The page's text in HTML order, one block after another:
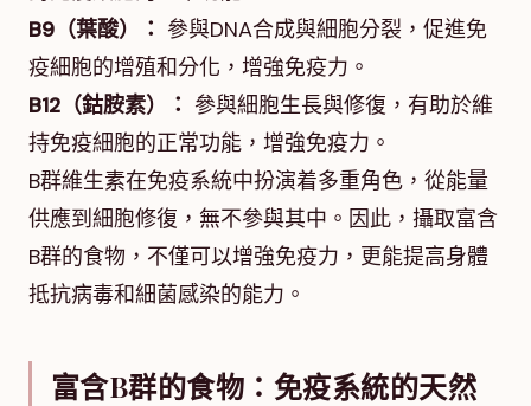
B9（葉酸）： 參與DNA合成與細胞分裂，促進免
疫細胞的增殖和分化，增強免疫力。
B12（鈷胺素）： 參與細胞生長與修復，有助於維
持免疫細胞的正常功能，增強免疫力。
B群維生素在免疫系統中扮演着多重角色，從能量
供應到細胞修復，無不參與其中。因此，攝取富含
B群的食物，不僅可以增強免疫力，更能提高身體
抵抗病毒和細菌感染的能力。
富含B群的食物：免疫系統的天然